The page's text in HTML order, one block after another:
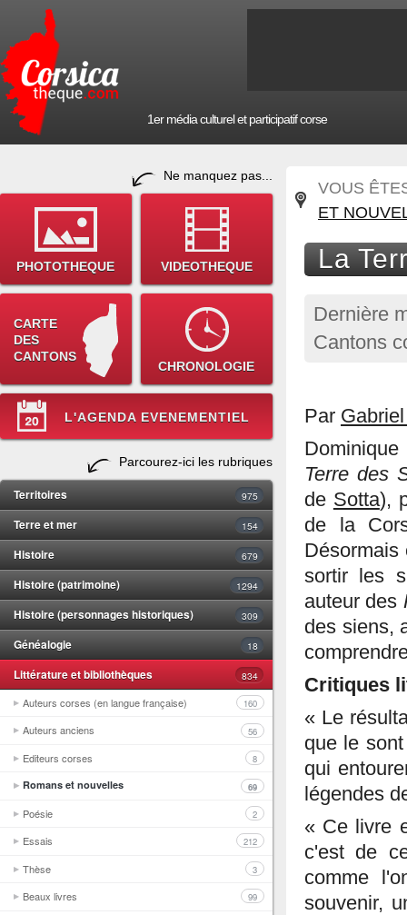
1er média culturel et participatif corse
Ne manquez pas...
PHOTOTHEQUE VIDEOTHEQUE
CARTE
DES
CANTONS
CHRONOLOGIE
L'AGENDA EVENEMENTIEL
Parcourez-ici les rubriques
Territoires 975
Terre et mer 154
Histoire 679
Histoire (patrimoine) 1294
Histoire (personnages historiques) 309
Généalogie 18
Littérature et bibliothèques 834
Auteurs corses (en langue française) 160
Auteurs anciens 56
Editeurs corses 8
Romans et nouvelles 69
Poésie 2
Essais 212
Thèse 3
Beaux livres 99
VOUS
ET
La
Dernière
Cantons
Par
Terre des
de Sotta),
de la
Désormais
sortir les
auteur des
des siens,
Critiques
« Le
que le
qui
légendes
« Ce livre
c'est de
comme
souvenir,